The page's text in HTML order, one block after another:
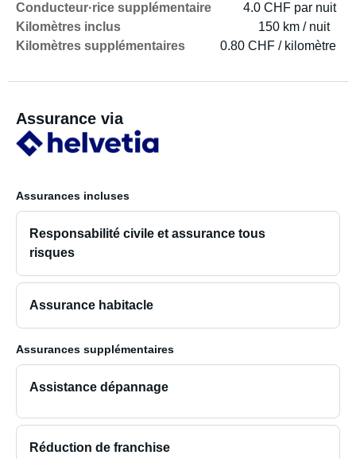
Conducteur·rice supplémentaire
4.0 CHF par nuit
Kilomètres inclus
150 km / nuit
Kilomètres supplémentaires
0.80 CHF / kilomètre
Assurance via
Assurances incluses
Responsabilité civile et assurance tous
risques
Assurance habitacle
Assurances supplémentaires
Assistance dépannage
Réduction de franchise